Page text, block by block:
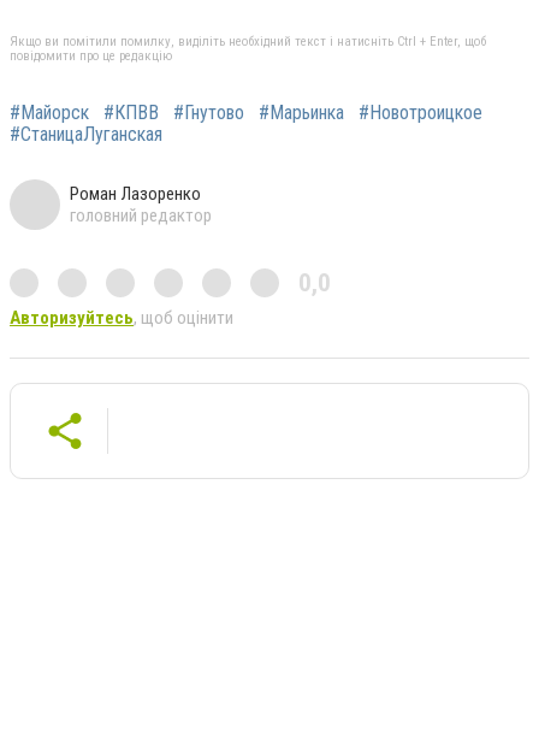
Якщо ви помітили помилку, виділіть необхідний текст і натисніть Ctrl + Enter, щоб
повідомити про це редакцію
#Майорск #КПВВ #Гнутово #Марьинка
#Новотроицкое
#СтаницаЛуганская
Роман Лазоренко
головний редактор
0,0
Авторизуйтесь, щоб оцінити